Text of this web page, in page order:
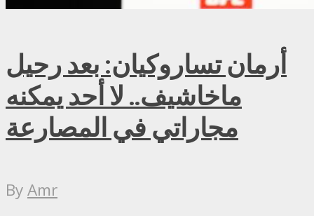
أرمان تساروكيان: بعد رحيل
ماخاشيف.. لا أحد يمكنه
مجاراتي في المصارعة
ByAmr